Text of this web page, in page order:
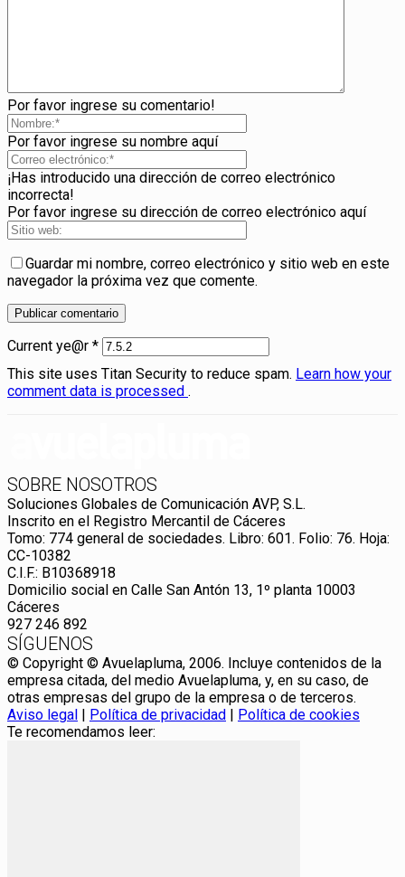
Por favor ingrese su comentario!
Por favor ingrese su nombre aquí
¡Has introducido una dirección de correo electrónico
incorrecta!
Por favor ingrese su dirección de correo electrónico aquí
Guardar mi nombre, correo electrónico y sitio web en este
navegador la próxima vez que comente.
Current ye@r *
This site uses Titan Security to reduce spam. Learn how your
comment data is processed .
SOBRE NOSOTROS
Soluciones Globales de Comunicación AVP, S.L.
Inscrito en el Registro Mercantil de Cáceres
Tomo: 774 general de sociedades. Libro: 601. Folio: 76. Hoja:
CC-10382
C.I.F.: B10368918
Domicilio social en Calle San Antón 13, 1º planta 10003
Cáceres
927 246 892
SÍGUENOS
© Copyright © Avuelapluma, 2006. Incluye contenidos de la
empresa citada, del medio Avuelapluma, y, en su caso, de
otras empresas del grupo de la empresa o de terceros.
Aviso legal
Política de privacidad
Política de cookies
Te recomendamos leer: